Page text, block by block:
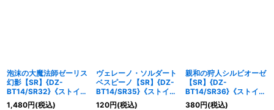
泡沫の大魔法師ゼーリス
幻影【SR】{DZ-
BT14/SR32}《ストイケ
イア》
1,480円(税込)
ヴェレーノ・ソルダート
ベスピーノ【SR】{DZ-
BT14/SR35}《ストイケ
イア》
120円(税込)
親和の狩人シルビオーゼ
【SR】{DZ-
BT14/SR36}《ストイケ
イア》
380円(税込)